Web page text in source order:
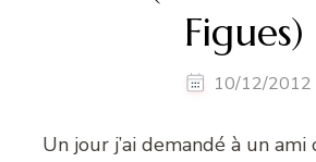
Figues)
10/12/2012
Un jour j’ai demandé à un